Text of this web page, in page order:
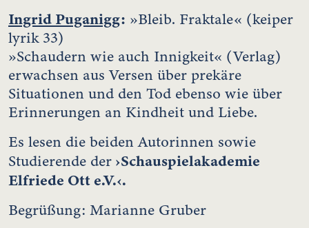
Ingrid Puganigg: »Bleib. Fraktale« (keiper
lyrik 33)
»Schaudern wie auch Innigkeit« (Verlag)
erwachsen aus Versen über prekäre
Situationen und den Tod ebenso wie über
Erinnerungen an Kindheit und Liebe.
Es lesen die beiden Autorinnen sowie
Studierende der ›Schauspielakademie
Elfriede Ott e.V.‹.
Begrüßung: Marianne Gruber